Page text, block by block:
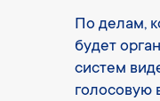
По делам,
будет
систем
голосовую